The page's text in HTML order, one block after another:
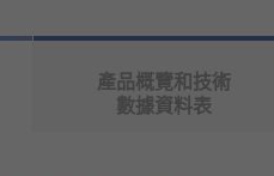
產品概覽和技術
數據資料表